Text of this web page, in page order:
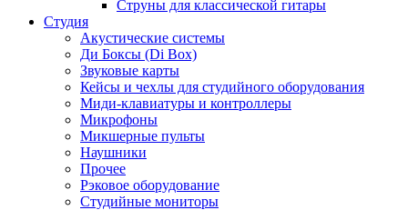
Струны для классической гитары
Студия
Акустические системы
Ди Боксы (Di Box)
Звуковые карты
Кейсы и чехлы для студийного оборудования
Миди-клавиатуры и контроллеры
Микрофоны
Микшерные пульты
Наушники
Прочее
Рэковое оборудование
Студийные мониторы